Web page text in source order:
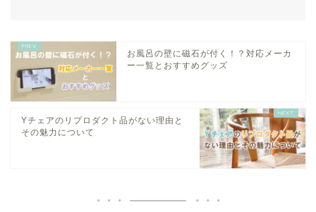
お風呂の壁に磁石が付く！？対応メーカ
ー一覧とおすすめグッズ
Yチェアのリプロダクト品がない理由と
その魅力について